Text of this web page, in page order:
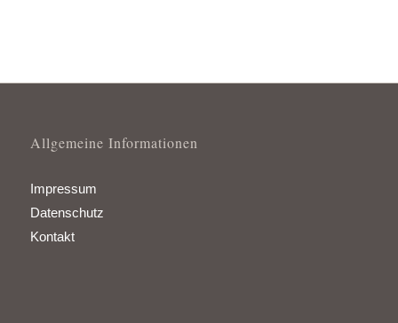
Allgemeine Informationen
Impressum
Datenschutz
Kontakt